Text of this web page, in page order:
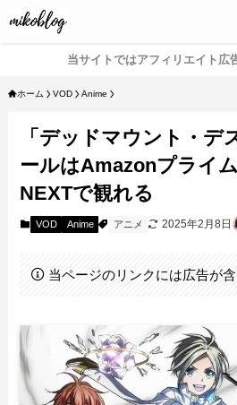
当サイトではアフィリエイト広
ホーム VOD Anime
「デッドマウント・デ
ールはAmazonプライ
NEXTで観れる
VOD Anime アニメ 2025年2月8日
当ページのリンクには広告が含